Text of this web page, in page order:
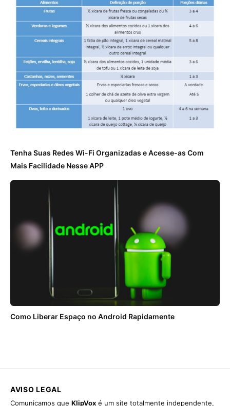
Tenha Suas Redes Wi-Fi Organizadas e Acesse-as Com
Mais Facilidade Nesse APP
Como Liberar Espaço no Android Rapidamente
AVISO LEGAL
Comunicamos que KlipVox é um site totalmente independente,